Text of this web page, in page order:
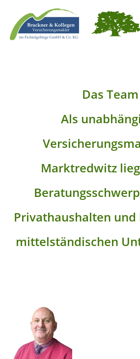
Das Team
Als
Marktredwitz
Privathaushalten
mittelständischen